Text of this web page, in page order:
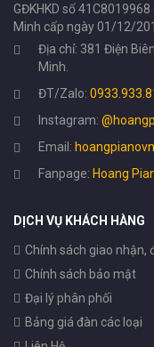
GĐKHKD số
Minh cấp ngày 01/12/
Địa chỉ: 381 Điện
Minh.
ĐT/Zalo:
Instagram:
Email:
Fanpage: Hoang
DỊCH VỤ KHÁCH HÀNG
Chính sách giao nhận,
Chính sách bảo mật
Đại lý phân phối
Bảng giá đàn các loại